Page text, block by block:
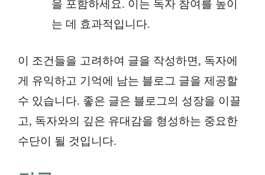
을 포함하세요. 이는 독자 참여를 높이
는 데 효과적입니다.
이 조건들을 고려하여 글을 작성하면, 독자에
게 유익하고 기억에 남는 블로그 글을 제공할
수 있습니다. 좋은 글은 블로그의 성장을 이끌
고, 독자와의 깊은 유대감을 형성하는 중요한
수단이 될 것입니다.